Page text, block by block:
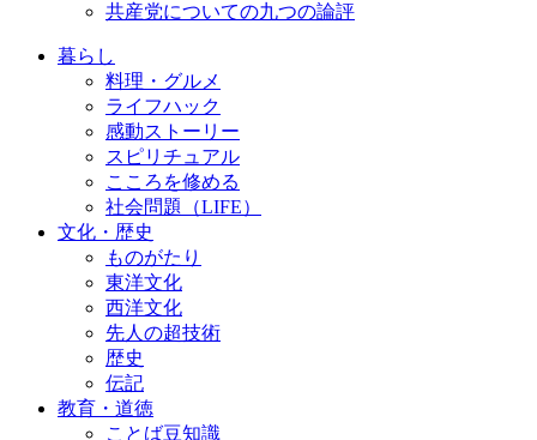
共産党についての九つの論評
暮らし
料理・グルメ
ライフハック
感動ストーリー
スピリチュアル
こころを修める
社会問題（LIFE）
文化・歴史
ものがたり
東洋文化
西洋文化
先人の超技術
歴史
伝記
教育・道徳
ことば豆知識